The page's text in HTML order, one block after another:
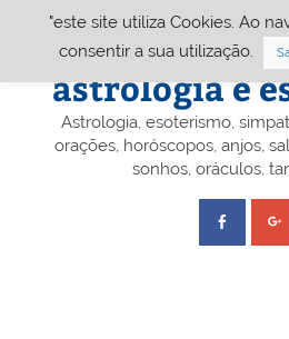
Portal A&E
astrologia e
Astrologia, esoterismo,
orações, horóscopos, anjos,
sonhos, oráculos,
"este site utiliza Cookies. Ao
consentir a sua utilização.